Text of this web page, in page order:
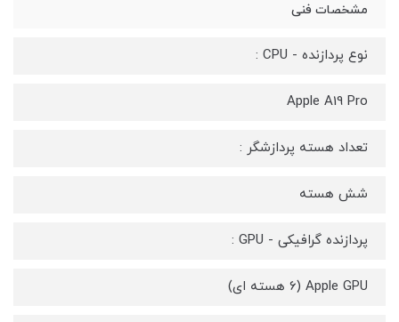
مشخصات فنی
نوع پردازنده - CPU :
Apple A19 Pro
تعداد هسته پردازشگر :
شش هسته
پردازنده گرافیکی - GPU :
Apple GPU (6 هسته ای)